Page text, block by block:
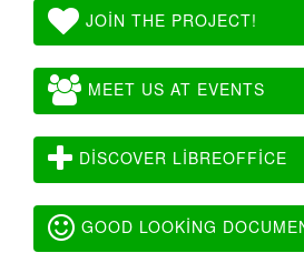
JOIN THE PROJECT!
MEET US AT EVENTS
DISCOVER LIBREOFFICE
GOOD LOOKING